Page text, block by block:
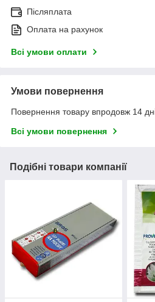
Післяплата
Оплата на рахунок
Всі умови оплати
Умови повернення
Повернення товару впродовж 14
Всі умови повернення
Подібні товари компанії